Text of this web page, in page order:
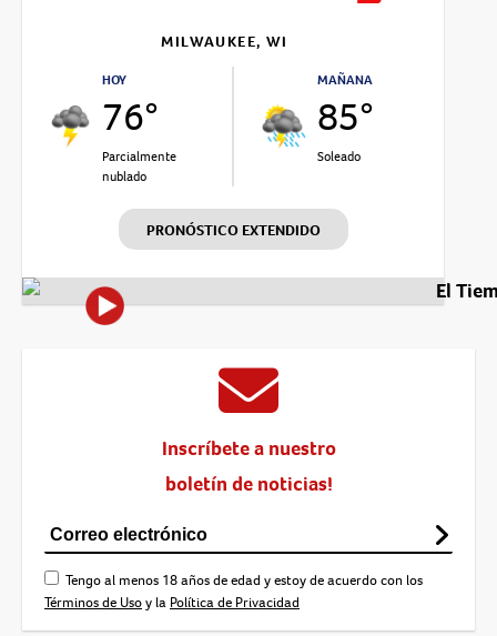
MILWAUKEE, WI
HOY
76°
Parcialmente
nublado
MAÑANA
85°
Soleado
PRONÓSTICO EXTENDIDO
El
Inscríbete a nuestro
boletín de noticias!
Tengo al menos 18 años de edad y estoy de acuerdo con los
Términos de Usoy la Política de Privacidad